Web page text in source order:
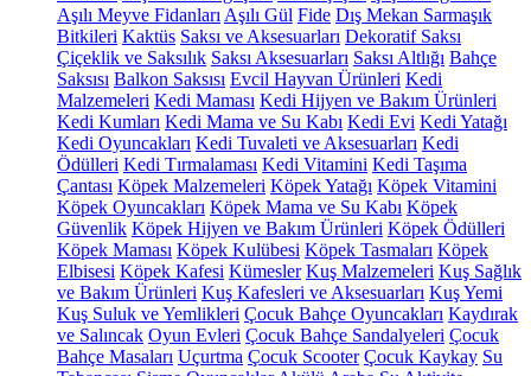
Aşılı Meyve Fidanları Aşılı Gül Fide Dış Mekan Sarmaşık
Bitkileri Kaktüs Saksı ve Aksesuarları Dekoratif Saksı
Çiçeklik ve Saksılık Saksı Aksesuarları Saksı Altlığı Bahçe
Saksısı Balkon Saksısı Evcil Hayvan Ürünleri Kedi
Malzemeleri Kedi Maması Kedi Hijyen ve Bakım Ürünleri
Kedi Kumları Kedi Mama ve Su Kabı Kedi Evi Kedi Yatağı
Kedi Oyuncakları Kedi Tuvaleti ve Aksesuarları Kedi
Ödülleri Kedi Tırmalaması Kedi Vitamini Kedi Taşıma
Çantası Köpek Malzemeleri Köpek Yatağı Köpek Vitamini
Köpek Oyuncakları Köpek Mama ve Su Kabı Köpek
Güvenlik Köpek Hijyen ve Bakım Ürünleri Köpek Ödülleri
Köpek Maması Köpek Kulübesi Köpek Tasmaları Köpek
Elbisesi Köpek Kafesi Kümesler Kuş Malzemeleri Kuş Sağlık
ve Bakım Ürünleri Kuş Kafesleri ve Aksesuarları Kuş Yemi
Kuş Suluk ve Yemlikleri Çocuk Bahçe Oyuncakları Kaydırak
ve Salıncak Oyun Evleri Çocuk Bahçe Sandalyeleri Çocuk
Bahçe Masaları Uçurtma Çocuk Scooter Çocuk Kaykay Su